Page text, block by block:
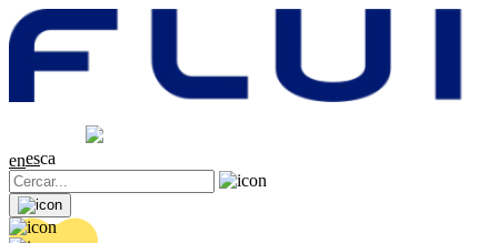
0.04 (+0.2%)
enesca